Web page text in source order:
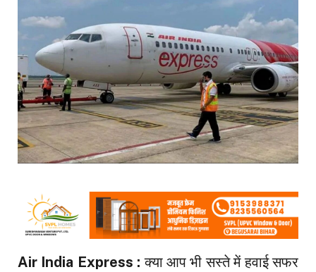
Air India Express :क्या आप भी सस्ते में हवाई सफर